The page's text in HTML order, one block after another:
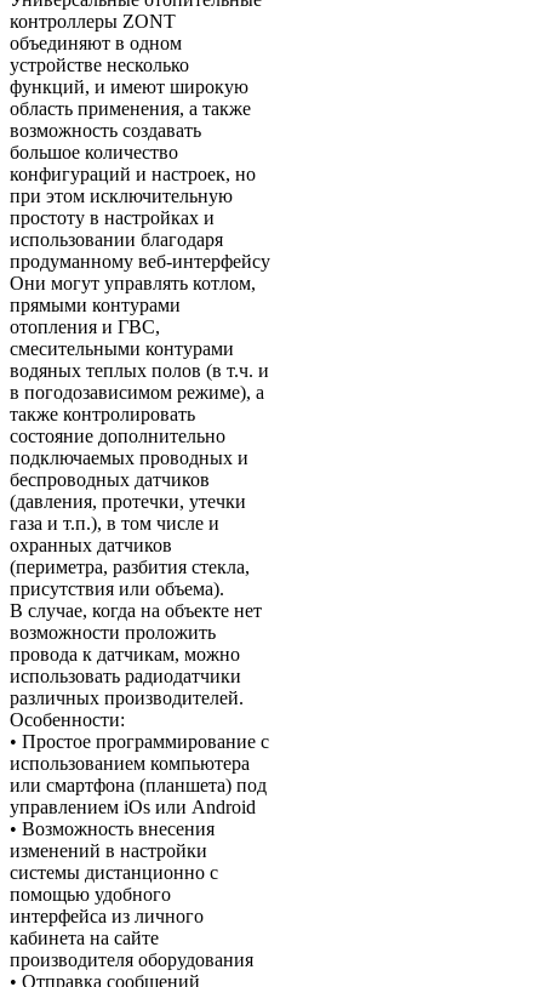
контроллеры ZONT
объединяют в одном
устройстве несколько
функций, и имеют широкую
область применения, а также
возможность создавать
большое количество
конфигураций и настроек, но
при этом исключительную
простоту в настройках и
использовании благодаря
продуманному веб-интерфейсу
Они могут управлять котлом,
прямыми контурами
отопления и ГВС,
смесительными контурами
водяных теплых полов (в т.ч. и
в погодозависимом режиме), а
также контролировать
состояние дополнительно
подключаемых проводных и
беспроводных датчиков
(давления, протечки, утечки
газа и т.п.), в том числе и
охранных датчиков
(периметра, разбития стекла,
присутствия или объема).
В случае, когда на объекте нет
возможности проложить
провода к датчикам, можно
использовать радиодатчики
различных производителей.
Особенности:
• Простое программирование с
использованием компьютера
или смартфона (планшета) под
управлением iOs или Android
• Возможность внесения
изменений в настройки
системы дистанционно с
помощью удобного
интерфейса из личного
кабинета на сайте
производителя оборудования
• Отправка сообщений